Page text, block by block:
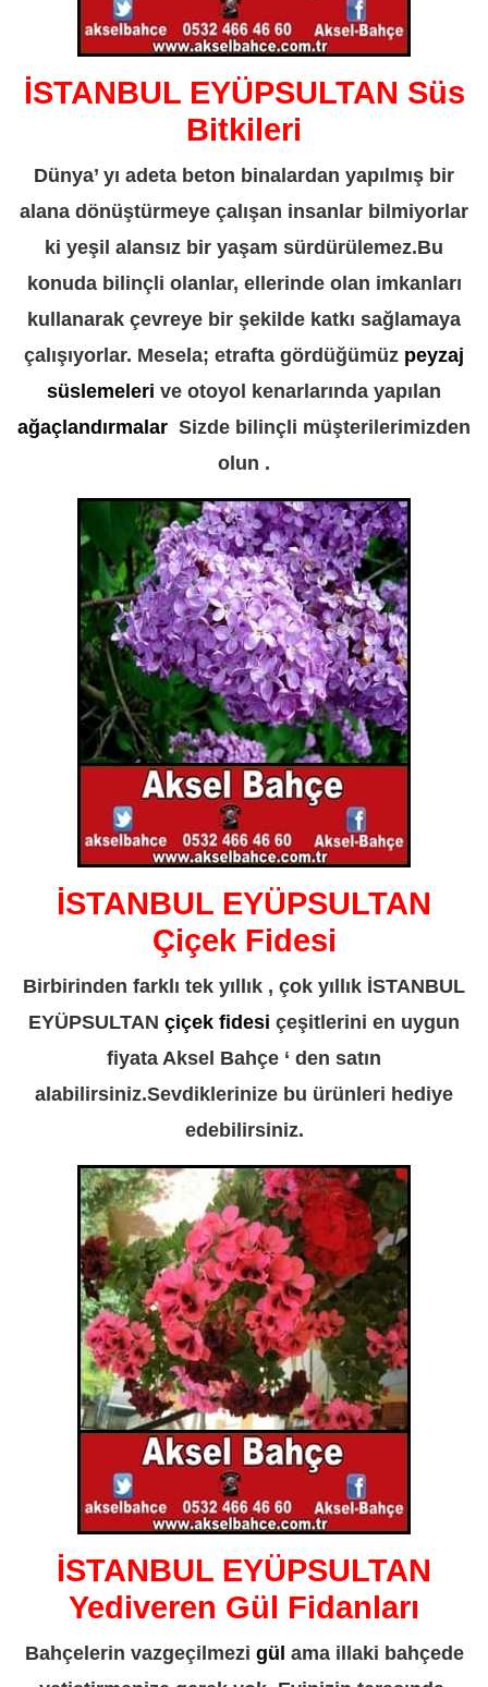
İSTANBUL EYÜPSULTAN Süs
Bitkileri
Dünya’ yı adeta beton binalardan yapılmış bir
alana dönüştürmeye çalışan insanlar bilmiyorlar
ki yeşil alansız bir yaşam sürdürülemez.Bu
konuda bilinçli olanlar, ellerinde olan imkanları
kullanarak çevreye bir şekilde katkı sağlamaya
çalışıyorlar. Mesela; etrafta gördüğümüz peyzaj
süslemeleri ve otoyol kenarlarında yapılan
ağaçlandırmalar Sizde bilinçli müşterilerimizden
olun .
İSTANBUL EYÜPSULTAN
Çiçek Fidesi
Birbirinden farklı tek yıllık , çok yıllık İSTANBUL
EYÜPSULTAN çiçek fidesi çeşitlerini en uygun
fiyata Aksel Bahçe ‘ den satın
alabilirsiniz.Sevdiklerinize bu ürünleri hediye
edebilirsiniz.
İSTANBUL EYÜPSULTAN
Yediveren Gül Fidanları
Bahçelerin vazgeçilmezi gül ama illaki bahçede